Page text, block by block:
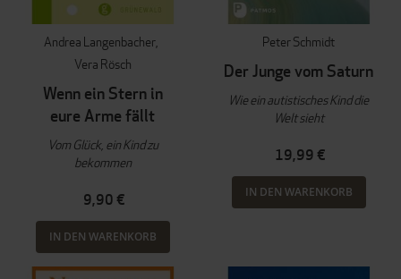
Andrea Langenbacher
Vera Rösch
Wenn ein Stern in
eure Arme fällt
Vom Glück, ein Kind zu
bekommen
9,90 €
IN DEN WARENKORB
Peter Schmidt
Der Junge vom Saturn
Wie ein autistisches Kind die
Welt sieht
19,99 €
IN DEN WARENKORB